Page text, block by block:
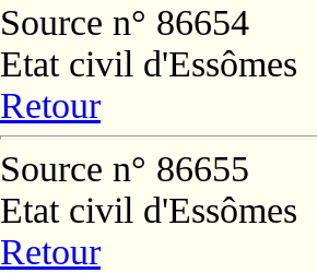
Source n° 86654
Etat civil d'Essômes
Retour
Source n° 86655
Etat civil d'Essômes
Retour